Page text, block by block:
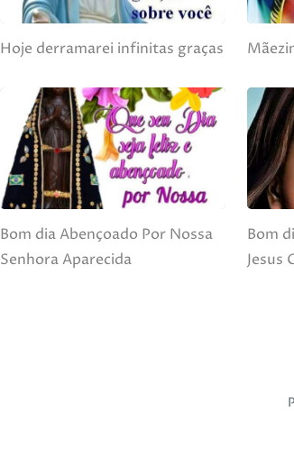
Hoje derramarei infinitas graças
Bom dia Abençoado Por Nossa
Senhora Aparecida
Bom
Jesus